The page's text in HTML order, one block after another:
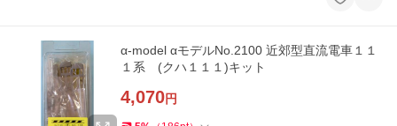
α-model αモデルNo.2100 近郊型直流電車１１
１系 (クハ１１１)キット
4,070円